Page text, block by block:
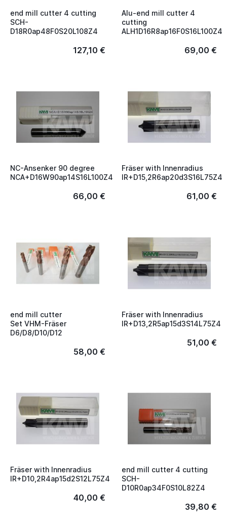
end mill cutter 4 cutting
SCH-
D18R0ap48F0S20L108Z4
127,10 €
Alu-end mill cutter 4
cutting
ALH1D16R8ap16F0S16L100Z4
69,00 €
NC-Ansenker 90 degree
NCA+D16W90ap14S16L100Z4
66,00 €
Fräser with Innenradius
IR+D15,2R6ap20d3S16L75Z4
61,00 €
end mill cutter
Set VHM-Fräser
D6/D8/D10/D12
58,00 €
Fräser with Innenradius
IR+D13,2R5ap15d3S14L75Z4
51,00 €
Fräser with Innenradius
IR+D10,2R4ap15d2S12L75Z4
40,00 €
end mill cutter 4 cutting
SCH-
D10R0ap34F0S10L82Z4
39,80 €